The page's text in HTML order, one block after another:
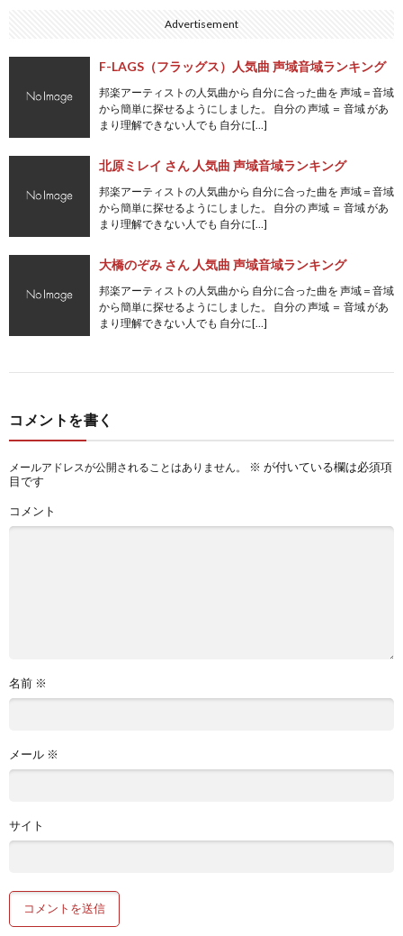
Advertisement
F-LAGS（フラッグス）人気曲 声域音域ランキング
邦楽アーティストの人気曲から 自分に合った曲を 声域＝音域
から簡単に探せるようにしました。 自分の 声域 ＝ 音域 があ
まり理解できない人でも 自分に[…]
北原ミレイ さん 人気曲 声域音域ランキング
邦楽アーティストの人気曲から 自分に合った曲を 声域＝音域
から簡単に探せるようにしました。 自分の 声域 ＝ 音域 があ
まり理解できない人でも 自分に[…]
大橋のぞみ さん 人気曲 声域音域ランキング
邦楽アーティストの人気曲から 自分に合った曲を 声域＝音域
から簡単に探せるようにしました。 自分の 声域 ＝ 音域 があ
まり理解できない人でも 自分に[…]
コメントを書く
メールアドレスが公開されることはありません。 ※ が付いている欄は必須項
目です
コメント
名前 ※
メール ※
サイト